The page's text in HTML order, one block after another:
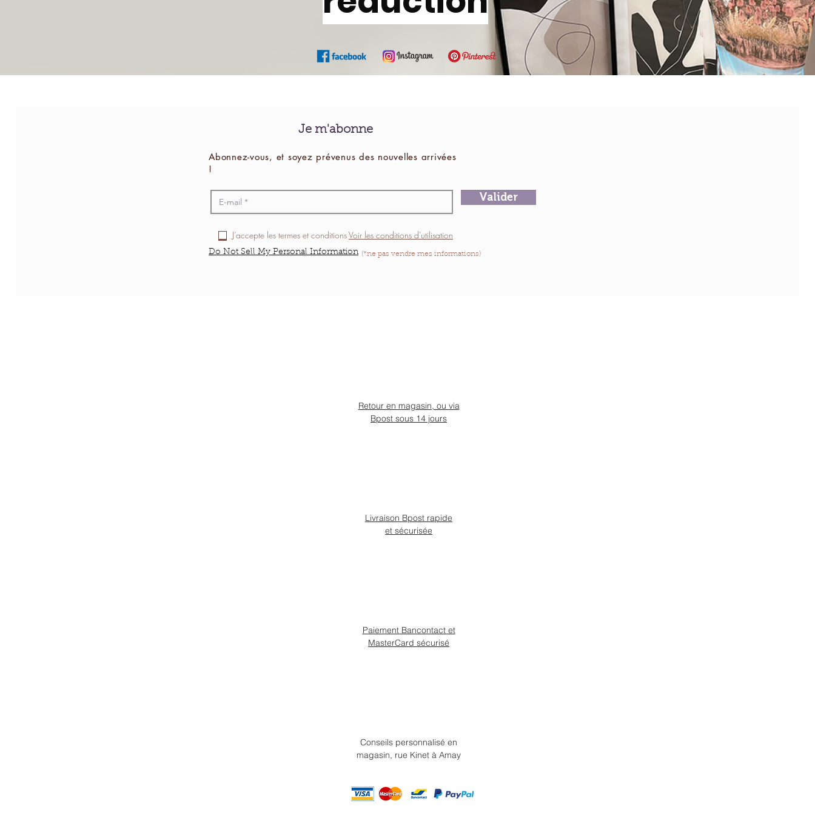
Je m'abonne
Abonnez-vous, et soyez prévenus des nouvelles arrivées
!
Valider
J’accepte les termes et conditionsVoir les conditions d'utilisation
Do Not Sell My Personal Information (*ne pas vendre mes informations)
Retour en magasin, ou via
Bpost sous 14 jours
Livraison Bpost rapide
et sécurisée
Paiement Bancontact et
MasterCard sécurisé
Conseils personnalisé en
magasin, rue Kinet à Amay